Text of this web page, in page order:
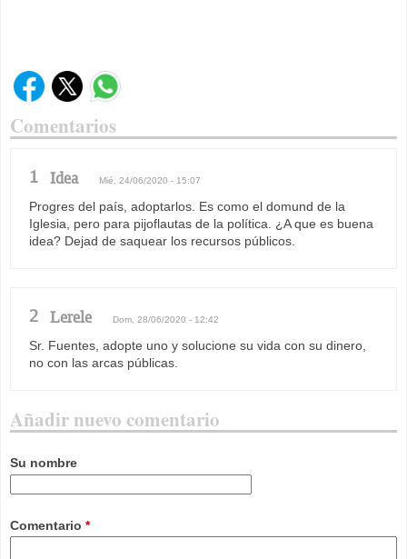
Comentarios
1 Idea Mié, 24/06/2020 - 15:07
Progres del país, adoptarlos. Es como el domund de la
Iglesia, pero para pijoflautas de la política. ¿A que es buena
idea? Dejad de saquear los recursos públicos.
2 Lerele Dom, 28/06/2020 - 12:42
Sr. Fuentes, adopte uno y solucione su vida con su dinero,
no con las arcas públicas.
Añadir nuevo comentario
Su nombre
Comentario *